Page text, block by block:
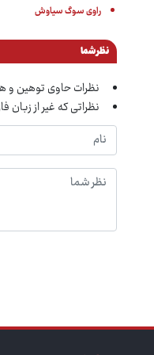
راوی سوگ سیاوش
نظر شما
نظرات حاوی توهین و
نظراتی که غیر از